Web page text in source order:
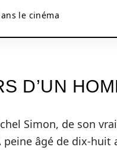
le cinéma
D’UN
Simon, de son
âgé de dix-huit